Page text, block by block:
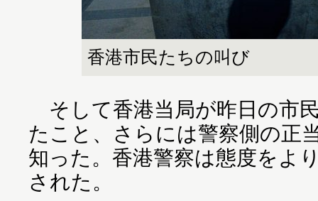
香港市民たちの叫び
そして香港当局が昨日の市
たこと、さらには警察側の正
知った。香港警察は態度をよ
された。